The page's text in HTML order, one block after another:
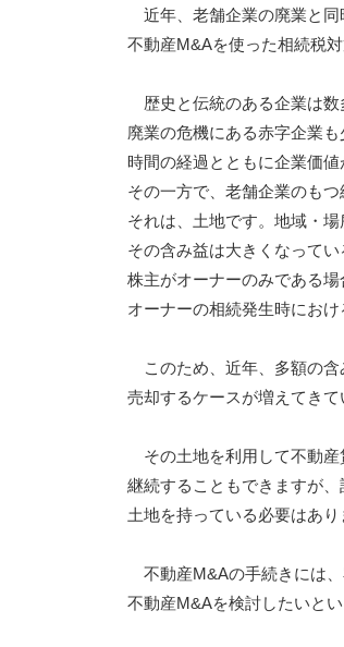
近年、老舗企業の廃業と同
不動産M&Aを使った相続税対
歴史と伝統のある企業は数
廃業の危機にある赤字企業
時間の経過とともに企業価値
その一方で、老舗企業のも
それは、土地です。地域・
その含み益は大きくなって
株主がオーナーのみである
オーナーの相続発生時にお
このため、近年、多額の含
売却するケースが増えてきて
その土地を利用して不動産
継続することもできますが
土地を持っている必要はあ
不動産M&Aの手続きには、
不動産M&Aを検討したいと